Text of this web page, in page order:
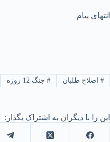
انتهای پیام
#اصلاح طلبان #جنگ 12 روزه
این را با دیگران به اشتراک بگذار: